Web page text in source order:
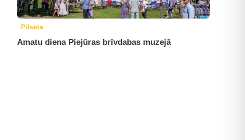
Pilsēta
Amatu diena Piejūras brīvdabas muzejā